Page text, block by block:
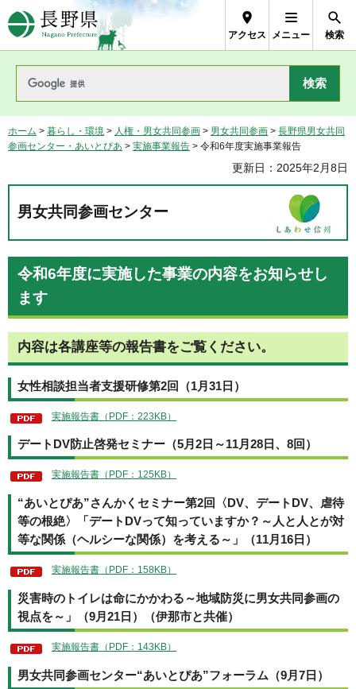
長野県Nagano Prefecture
アクセス メニュー 検索
ホーム > 暮らし・環境 > 人権・男女共同参画 > 男女共同参画 > 長野県男女共同
参画センター・あいとぴあ > 実施事業報告 > 令和6年度実施事業報告
更新日：2025年2月8日
男女共同参画センター
令和6年度に実施した事業の内容をお知らせし
ます
内容は各講座等の報告書をご覧ください。
女性相談担当者支援研修第2回（1月31日）
実施報告書（PDF：223KB）
デートDV防止啓発セミナー（5月2日～11月28日、8回）
実施報告書（PDF：125KB）
“あいとぴあ”さんかくセミナー第2回〈DV、デートDV、虐待
等の根絶〉「デートDVって知っていますか？～人と人とが対
等な関係（ヘルシーな関係）を考える～」（11月16日）
実施報告書（PDF：158KB）
災害時のトイレは命にかかわる～地域防災に男女共同参画の
視点を～」（9月21日）（伊那市と共催）
実施報告書（PDF：143KB）
男女共同参画センター“あいとぴあ”フォーラム（9月7日）